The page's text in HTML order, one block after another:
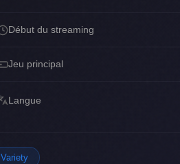
Début du streaming
Jeu principal
Langue
Variety